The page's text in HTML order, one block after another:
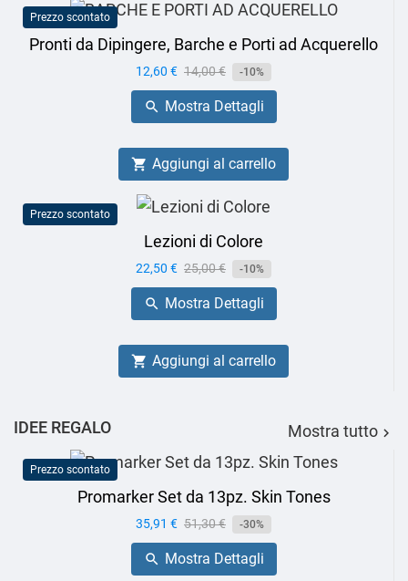
Prezzo scontato
Pronti da Dipingere, Barche e Porti ad Acquerello
Prezzo
12,60 € Prezzo
base
14,00 € -10%
 Mostra Dettagli
 Aggiungi al carrello
Prezzo scontato
Lezioni di Colore
Prezzo
22,50 € Prezzo
base
25,00 € -10%
 Mostra Dettagli
 Aggiungi al carrello
IDEE REGALO Mostra tutto 
Prezzo scontato
Promarker Set da 13pz. Skin Tones
Prezzo
35,91 € Prezzo
base
51,30 € -30%
 Mostra Dettagli